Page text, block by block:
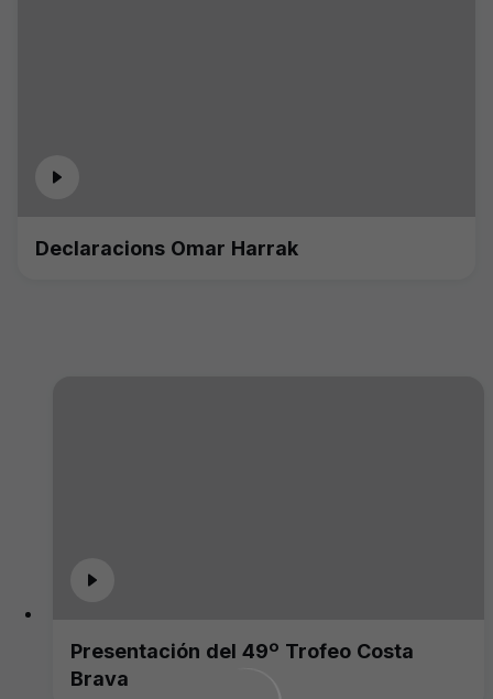
Declaracions Omar Harrak
Presentación del 49º Trofeo Costa
Brava